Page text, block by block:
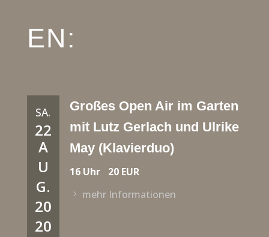
EN:
SA.
22
A
U
G.
20
20
Großes Open Air im Garten
mit Lutz Gerlach und Ulrike
May (Klavierduo)
16 Uhr
20 EUR
mehr Informationen